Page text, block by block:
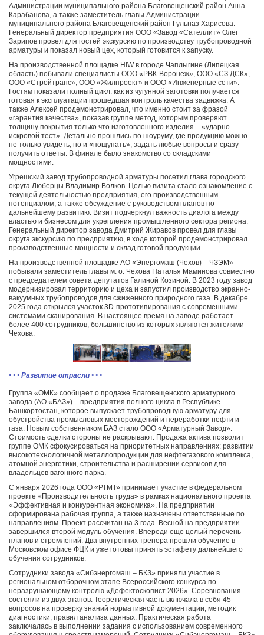
Администрации муниципального района Благовещенский район Анна
Карабанова, а также заместитель главы Администрации
муниципального района Благовещенский район Гульназ Харисова.
Генеральный директор предприятия ООО «Завод «Сателлит» Олег
Зарипов провел для гостей экскурсию по производству трубопроводной
арматуры и показал новый цех, который готовится к запуску.
На производственной площадке HIW в городе Чаплыгине (Липецкая
область) побывали специалисты ООО «РВК-Воронеж», ООО «СЗ ДСК»,
ООО «Стройтранс», ООО «Жилпроект» и ООО «Инженерные сети».
Гостям показали полный цикл: как из чугунной заготовки получается
готовая к эксплуатации прошедшая контроль качества задвижка. А
также Алексей продемонстрировал, что именно стоит за фразой
«гарантия качества», показав группе метод, которым проверяют
толщину покрытия только что изготовленного изделия – «ударно-
искровой тест». Детально прошлись по шоуруму, где продукцию можно
не только увидеть, но и «пощупать», задать любые вопросы и сразу
получить ответы. В финале было знакомство со складскими
мощностями.
Угрешский завод трубопроводной арматуры посетил глава городского
округа Люберцы Владимир Волков. Целью визита стало ознакомление с
текущей деятельностью предприятия, его производственным
потенциалом, а также обсуждение с руководством планов по
дальнейшему развитию. Визит подчеркнул важность диалога между
властью и бизнесом для укрепления промышленного сектора региона.
Генеральный директор завода Дмитрий Жиравов провел для главы
округа экскурсию по предприятию, в ходе которой продемонстрировал
производственные мощности и склад готовой продукции.
На производственной площадке АО «Энергомаш (Чехов) – ЧЗЭМ»
побывали заместитель главы м. о. Чехова Наталья Маминова совместно
с председателем совета депутатов Галиной Козиной. В 2023 году завод
модернизировал территорию и цеха и запустил производство экранно-
вакуумных трубопроводов для сжиженного природного газа. В декабре
2025 года открылся участок 3D-прототипирования с современными
системами сканирования. В настоящее время на заводе работает
более 400 сотрудников, большинство из которых являются жителями
Чехова.
• • • Развитие отрасли • • •
Группа «ОМК» сообщает о продаже Благовещенского арматурного
завода (АО «БАЗ») – предприятия полного цикла в Республике
Башкортостан, которое выпускает трубопроводную арматуру для
обустройства промысловых месторождений и переработки нефти и
газа. Новым собственником БАЗ стало ООО «Арматурный Завод».
Стоимость сделки стороны не раскрывают. Продажа актива позволит
группе ОМК сфокусироваться на приоритетных направлениях: развитии
высокотехнологичной металлопродукции для нефтегазового комплекса,
атомной энергетики, строительства и расширении сервисов для
владельцев вагонного парка.
С января 2026 года ООО «РТМТ» принимает участие в федеральном
проекте «Производительность труда» в рамках национального проекта
«Эффективная и конкурентная экономика». На предприятии
сформирована рабочая группа, а также назначены ответственные по
направлениям. Проект рассчитан на 3 года. Весной на предприятии
завершился второй модуль обучения. Впереди еще целый перечень
планов и стремлений. Два внутренних тренера прошли обучение в
Московском офисе ФЦК и уже готовы принять эстафету дальнейшего
обучения сотрудников.
Сотрудники завода «Сибэнергомаш – БКЗ» приняли участие в
региональном отборочном этапе Всероссийского конкурса по
неразрушающему контролю «Дефектоскопист 2026». Соревнования
состояли из двух этапов. Теоретическая часть включала в себя 45
вопросов на проверку знаний нормативной документации, методик
диагностики, правил анализа данных. Практическая работа
заключалась в выполнении задания с использованием современного